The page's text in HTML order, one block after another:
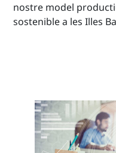
nostre model
sostenible a les Illes